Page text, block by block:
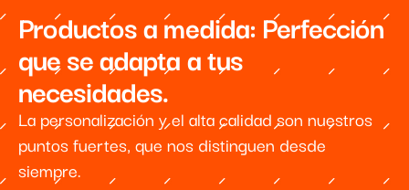
Productos a medida: Perfección
que se adapta a tus
necesidades.
La personalización y el alta calidad son nuestros
puntos fuertes, que nos distinguen desde
siempre.